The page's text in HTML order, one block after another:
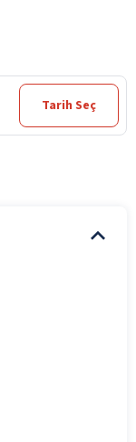
Tarih Seç